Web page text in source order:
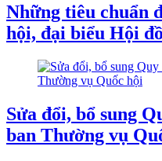
Những tiêu chuẩn
hội, đại biểu Hội
Sửa đổi, bổ sung
ban Thường vụ